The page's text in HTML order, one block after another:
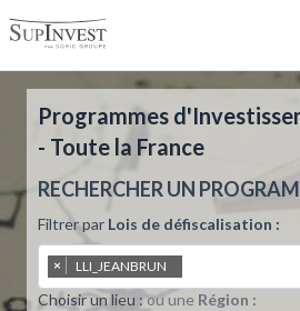
Programmes
- Toute la France
RECHERCHER UN
Filtrer par Lois de défiscalisation :
× LLI_JEANBRUN
Choisir un lieu :ou une Région :